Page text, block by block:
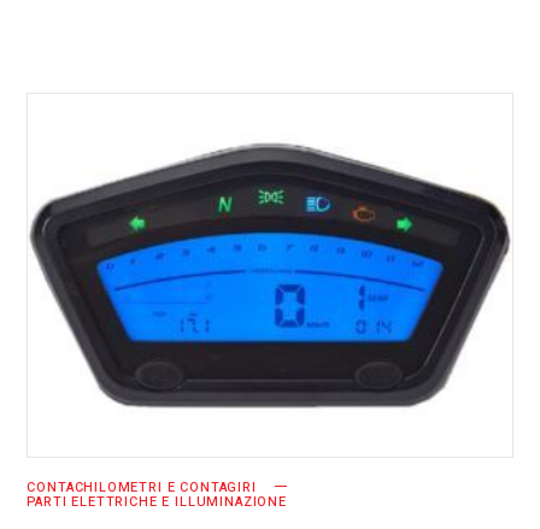
AGGIUNGI AL CARRELLO
CONTACHILOMETRI E CONTAGIRI
PARTI ELETTRICHE E ILLUMINAZIONE